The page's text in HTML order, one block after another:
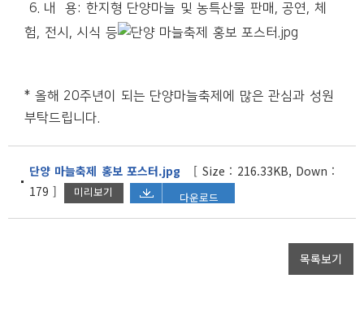
6. 내 용: 한지형 단양마늘 및 농특산물 판매, 공연, 체
험, 전시, 시식 등
* 올해 20주년이 되는 단양마늘축제에 많은 관심과 성원
부탁드립니다.
단양 마늘축제 홍보 포스터.jpg [ Size : 216.33KB, Down :
179 ]
미리보기 다운로드
목록보기